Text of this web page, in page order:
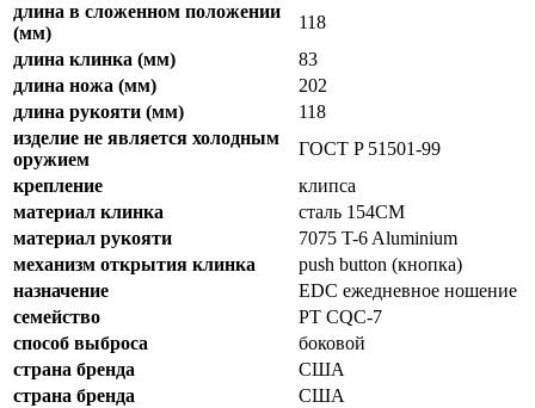
длина в сложенном положении
(мм)
118
длина клинка (мм)
83
длина ножа (мм)
202
длина рукояти (мм)
118
изделие не является холодным
оружием
ГОСТ P 51501-99
крепление
клипса
материал клинка
сталь 154CM
материал рукояти
7075 T-6 Aluminium
механизм открытия клинка
push button (кнопка)
назначение
EDC ежедневное ношение
семейство
PT CQC-7
способ выброса
боковой
страна бренда
США
страна бренда
США